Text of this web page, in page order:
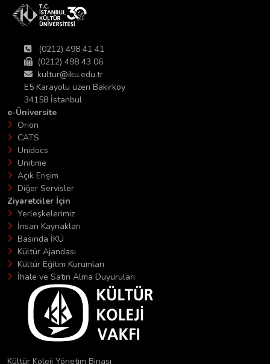
(0212) 498 41 41
(0212) 498 43 06
kultur@iku.edu.tr
E5 Karayolu üzeri Bakırköy
34158 İstanbul
e-Üniversite
Orion
CATS
Unidocs
Unitime
Açık Erişim
Diğer Servisler
Ziyaretciler İçin
Yerleşkelerimiz
İnsan Kaynakları
Basında İKÜ
Kültür Ajandası
Kültür Eğitim Kurumları
İhale ve Satın Alma Duyuruları
Kültür Koleji Yönetim Binası